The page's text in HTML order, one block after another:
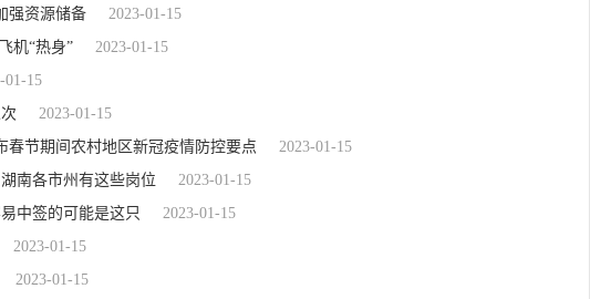
强资源储备
2023-01-15
机“热身”
2023-01-15
01-15
2023-01-15
春节期间农村地区新冠疫情防控要点
2023-01-15
南各市州有这些岗位
2023-01-15
中签的可能是这只
2023-01-15
2023-01-15
2023-01-15